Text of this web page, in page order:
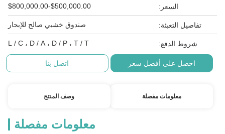
السعر: $500,000.00-$800,000.00
تفاصيل التعبئة: صندوق خشبي صالح للإبحار
شروط الدفع: L / C ، D / A ، D / P ، T / T
احصل على أفضل سعر اتصل بنا
معلومات مفصلة وصف المنتج
معلومات مفصلة